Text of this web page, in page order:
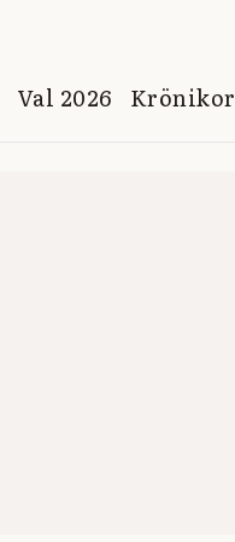
Val 2026 Krönikor